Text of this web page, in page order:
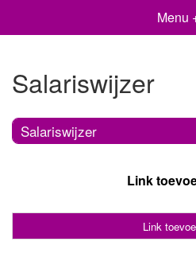
Menu
Salariswijzer
Salariswijzer
Link
Link